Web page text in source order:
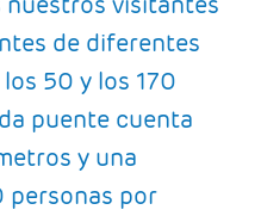
de diferentes
50 y los 170
puente cuenta
y una
personas por